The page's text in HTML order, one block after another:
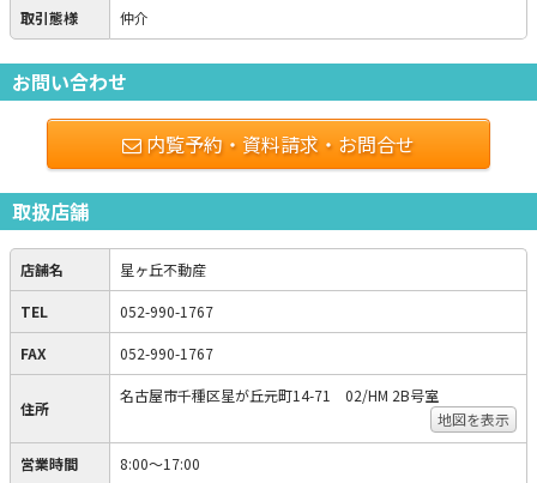
取引態様 仲介
お問い合わせ
内覧予約・資料請求・お問合せ
取扱店舗
店舗名 星ヶ丘不動産
TEL 052-990-1767
FAX 052-990-1767
住所
名古屋市千種区星が丘元町14-71 02/HM 2B号室
地図を表示
営業時間 8:00～17:00